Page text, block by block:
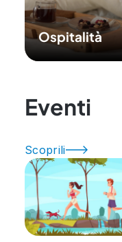
Ospitalità
Eventi
Scoprili